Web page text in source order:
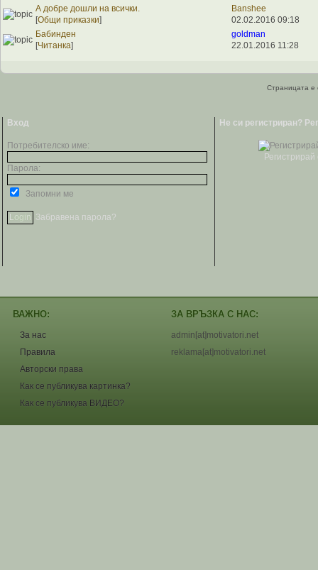
А добре дошли на всички.
[Общи приказки]
Banshee
02.02.2016 09:18
Бабинден
[Читанка]
goldman
22.01.2016 11:28
Страницата е
Вход
Потребителско име:
Парола:
Запомни ме
Забравена парола?
Не си регистриран?
Регистрирай
ВАЖНО:
За нас
Правила
Авторски права
Как се публикува картинка?
Как се публикува ВИДЕО?
ЗА ВРЪЗКА С НАС:
admin[at]motivatori.net
reklama[at]motivatori.net